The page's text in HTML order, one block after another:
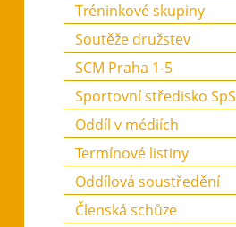
Tréninkové skupiny
Soutěže družstev
SCM Praha 1-5
Sportovní středisko SpS
Oddíl v médiích
Termínové listiny
Oddílová soustředění
Členská schůze